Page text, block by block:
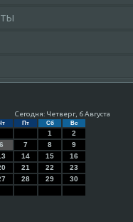
Сегодня: Четверг, 6 Августа
Пт Сб Вс
1
2
6 7 8
9
14 15
16
21 22
23
28 29
30